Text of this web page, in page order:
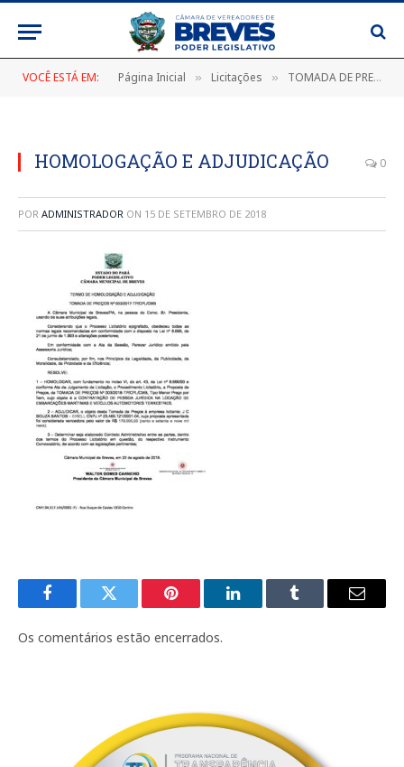
VOCÊ ESTÁ EM: Página Inicial » Licitações » TOMADA DE PREÇOS Nº 003/2018
HOMOLOGAÇÃO E ADJUDICAÇÃO 0
POR ADMINISTRADOR ON 15 DE SETEMBRO DE 2018
FacebookTwitter Pinterest LinkedInTumblr
E-
Os comentários estão encerrados.